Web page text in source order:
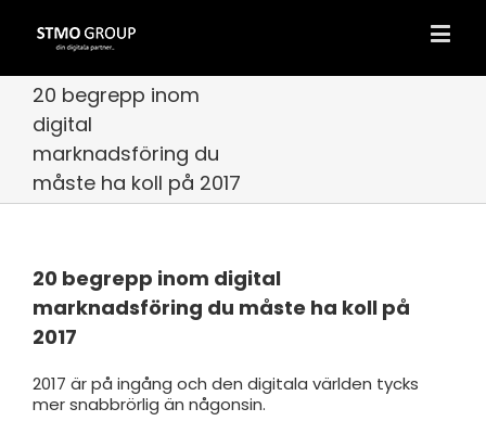
20 begrepp inom
digital
marknadsföring du
måste ha koll på 2017
20 begrepp inom digital
marknadsföring du måste ha koll på
2017
2017 är på ingång och den digitala världen tycks
mer snabbrörlig än någonsin.